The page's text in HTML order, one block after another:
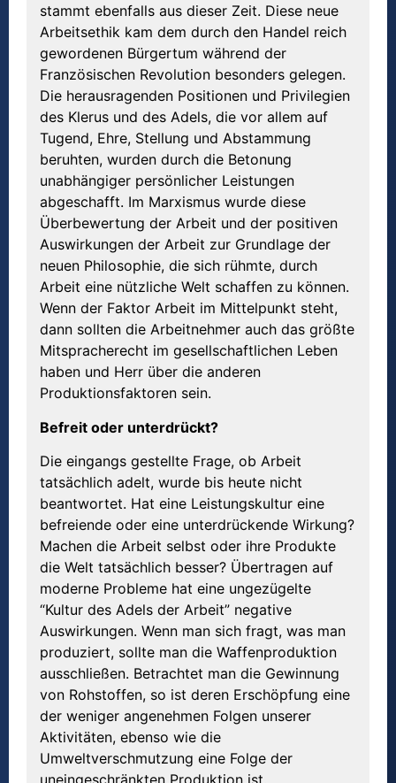
stammt ebenfalls aus dieser Zeit. Diese neue
Arbeitsethik kam dem durch den Handel reich
gewordenen Bürgertum während der
Französischen Revolution besonders gelegen.
Die herausragenden Positionen und Privilegien
des Klerus und des Adels, die vor allem auf
Tugend, Ehre, Stellung und Abstammung
beruhten, wurden durch die Betonung
unabhängiger persönlicher Leistungen
abgeschafft. Im Marxismus wurde diese
Überbewertung der Arbeit und der positiven
Auswirkungen der Arbeit zur Grundlage der
neuen Philosophie, die sich rühmte, durch
Arbeit eine nützliche Welt schaffen zu können.
Wenn der Faktor Arbeit im Mittelpunkt steht,
dann sollten die Arbeitnehmer auch das größte
Mitspracherecht im gesellschaftlichen Leben
haben und Herr über die anderen
Produktionsfaktoren sein.
Befreit oder unterdrückt?
Die eingangs gestellte Frage, ob Arbeit
tatsächlich adelt, wurde bis heute nicht
beantwortet. Hat eine Leistungskultur eine
befreiende oder eine unterdrückende Wirkung?
Machen die Arbeit selbst oder ihre Produkte
die Welt tatsächlich besser? Übertragen auf
moderne Probleme hat eine ungezügelte
“Kultur des Adels der Arbeit” negative
Auswirkungen. Wenn man sich fragt, was man
produziert, sollte man die Waffenproduktion
ausschließen. Betrachtet man die Gewinnung
von Rohstoffen, so ist deren Erschöpfung eine
der weniger angenehmen Folgen unserer
Aktivitäten, ebenso wie die
Umweltverschmutzung eine Folge der